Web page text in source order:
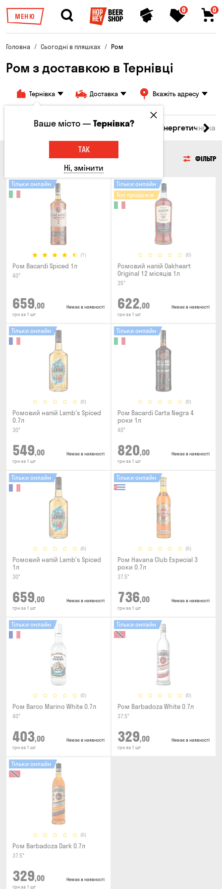
МЕНЮ
0 0
Головна Сьогодні в пляшках Ром
Ром з доставкою в Тернівці
Тернівка Доставка Вкажіть адресу
Джин Текіла Ром Вода Енергетичні
ФІЛЬТР
(1)
Тільки онлайн
Ром Bacardi Spiced 1л
40°
659,00
грн за 1 шт
Немає в наявності
(0)
Тільки онлайн
Топ продажів
Ромовий напій Oakheart
Original 12 місяців 1л
35°
622,00
грн за 1 шт
Немає в наявності
(0)
Тільки онлайн
Ромовий напій Lamb's Spiced
0.7л
30°
549,00
грн за 1 шт
Немає в наявності
(0)
Тільки онлайн
Ром Bacardi Carta Negra 4
роки 1л
40°
820,00
грн за 1 шт
Немає в наявності
(0)
Тільки онлайн
Ромовий напій Lamb's Spiced
1л
30°
659,00
грн за 1 шт
Немає в наявності
(0)
Тільки онлайн
Ром Havana Club Especial 3
роки 0.7л
37.5°
736,00
грн за 1 шт
Немає в наявності
(0)
Тільки онлайн
Ром Barco Marino White 0.7л
40°
403,00
грн за 1 шт
Немає в наявності
(0)
Тільки онлайн
Ром Barbadoza White 0.7л
37.5°
329,00
грн за 1 шт
Немає в наявності
(0)
Тільки онлайн
Ром Barbadoza Dark 0.7л
37.5°
329,00
грн за 1 шт
Немає в наявності
Ваше місто —Тернівка?
ТАК
Ні, змінити